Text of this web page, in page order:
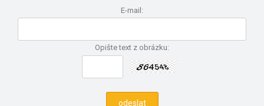
E-mail:
Opište text z obrázku: